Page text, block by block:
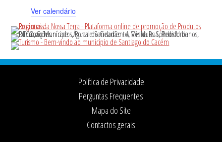
Ver calendário
Footer
Política de Privacidade
Perguntas Frequentes
Mapa do Site
Contactos gerais